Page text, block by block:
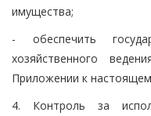
имущества;
- обеспечить
хозяйственного
Приложении к
4. Контроль за